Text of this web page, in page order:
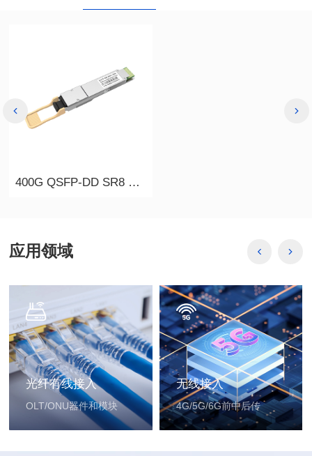
400G QSFP-DD SR8 100m
应用领域
光纤有线接入
OLT/ONU器件和模块
无线接入
4G/5G/6G前中后传